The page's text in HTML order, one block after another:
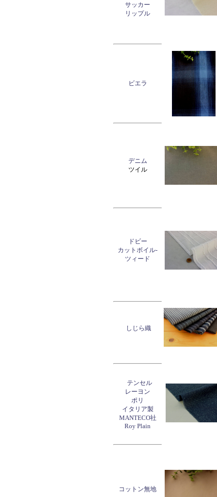
サッカー
リップル
ビエラ
デニム
ツイル
ドビー
カットボイル-
ツィード
しじら織
テンセル
レーヨン
ポリ
イタリア製
MANTECO社
Roy Plain
コットン無地